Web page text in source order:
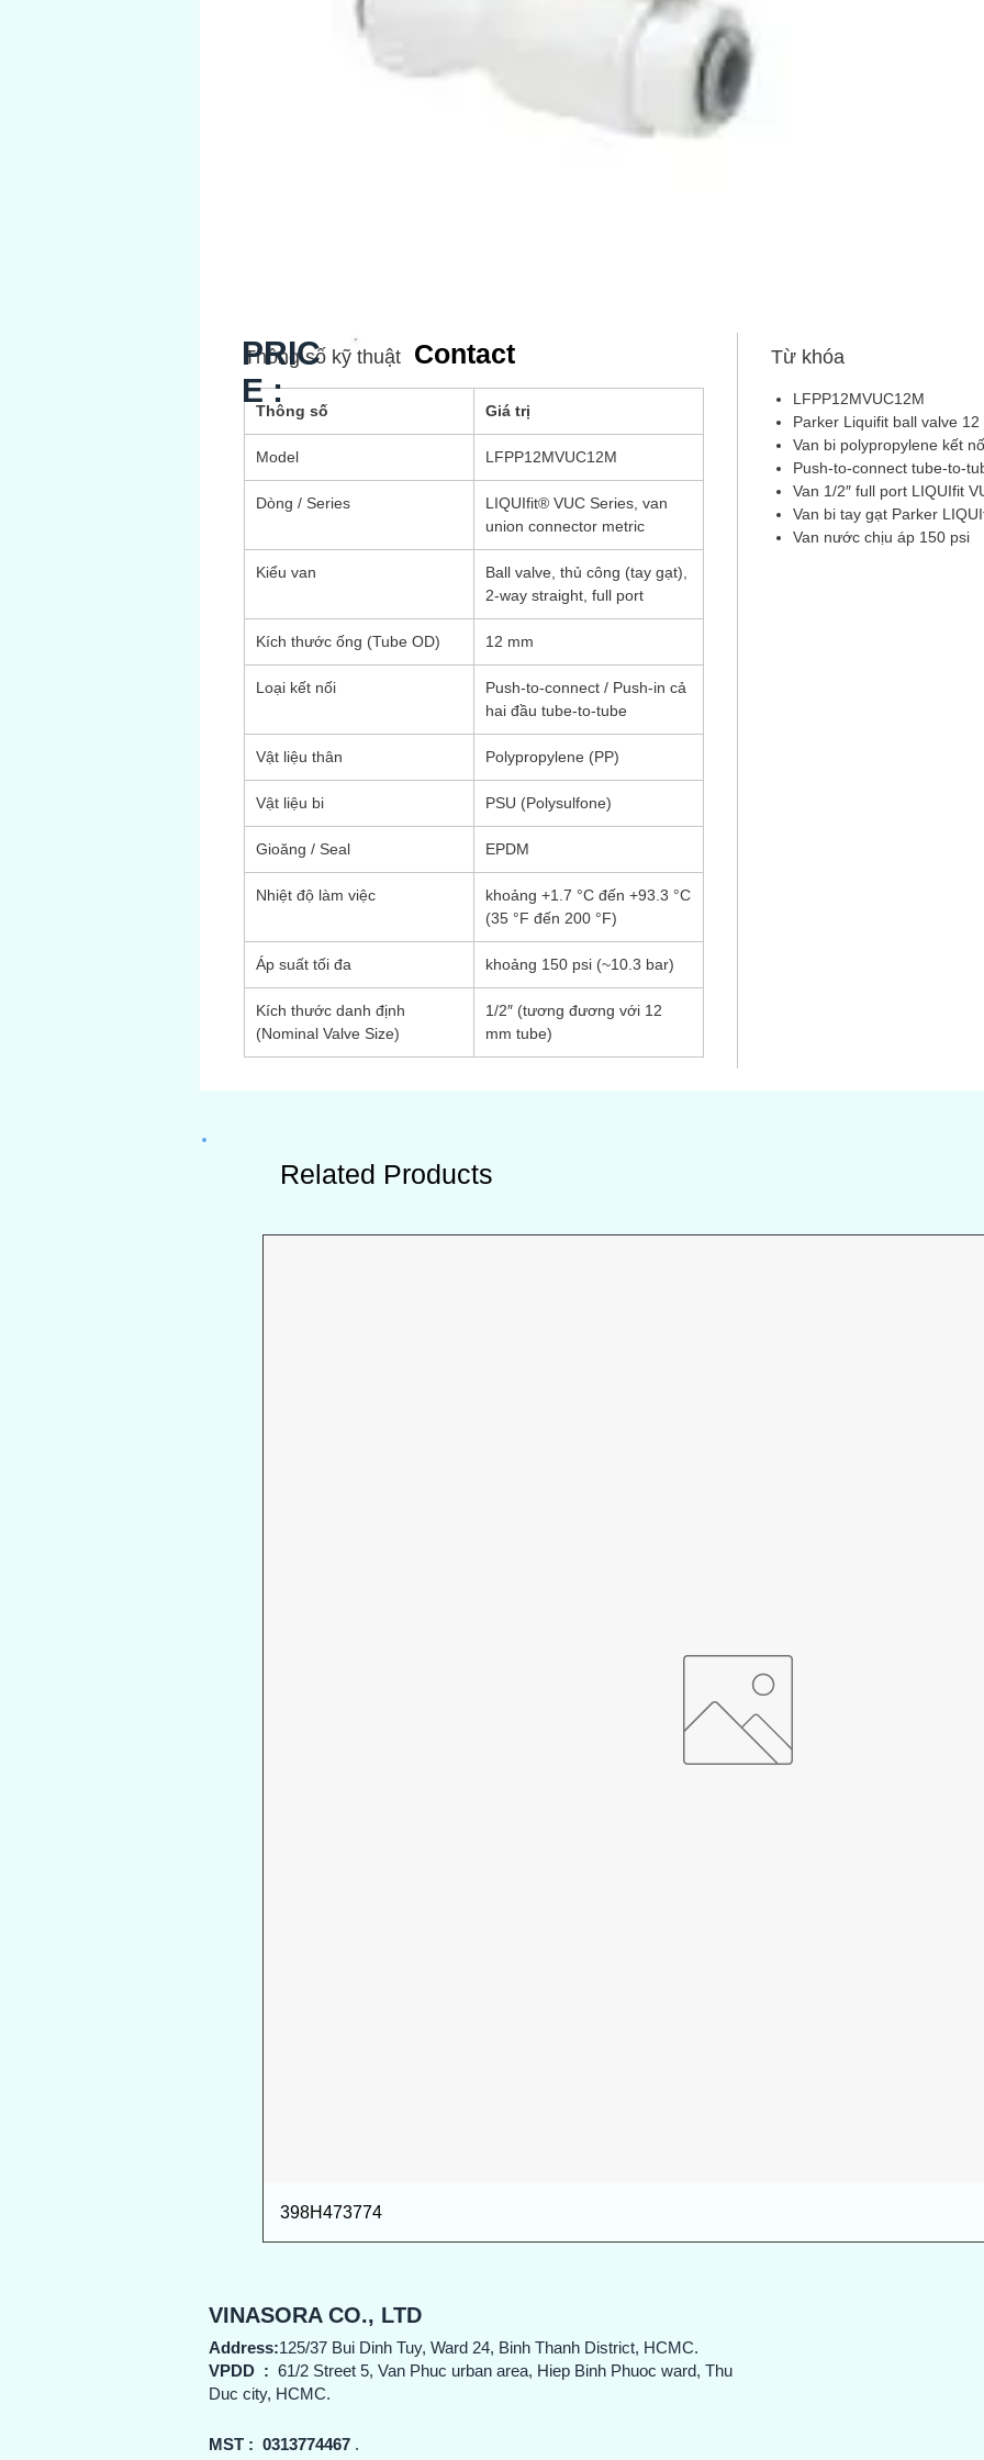
Thông số kỹ thuật
Thông số Giá trị
Model LFPP12MVUC12M
Dòng / Series
LIQUIfit® VUC Series, van
union connector metric
Kiểu van
Ball valve, thủ công (tay gạt),
2-way straight, full port
Kích thước ống (Tube OD) 12 mm
Loại kết nối
Push-to-connect / Push-in cả
hai đầu tube-to-tube
Vật liệu thân Polypropylene (PP)
Vật liệu bi PSU (Polysulfone)
Gioăng / Seal EPDM
Nhiệt độ làm việc
khoảng +1.7 °C đến +93.3 °C
(35 °F đến 200 °F)
Áp suất tối đa khoảng 150 psi (~10.3 bar)
Kích thước danh định
(Nominal Valve Size)
1/2″ (tương đương với 12
mm tube)
Từ khóa
LFPP12MVUC12M
Parker Liquifit ball valve 12
Van bi polypropylene kết
Push-to-connect tube-to-
Van 1/2″ full port LIQUIfit
Van bi tay gạt Parker
Van nước chịu áp 150 psi
Contact
PRIC
E :
Related Products
398H473774
VINASORA CO., LTD
Address:125/37 Bui Dinh Tuy, Ward 24, Binh Thanh District, HCMC.
VPDD : 61/2 Street 5, Van Phuc urban area, Hiep Binh Phuoc ward, Thu
Duc city, HCMC.
MST : 0313774467 .